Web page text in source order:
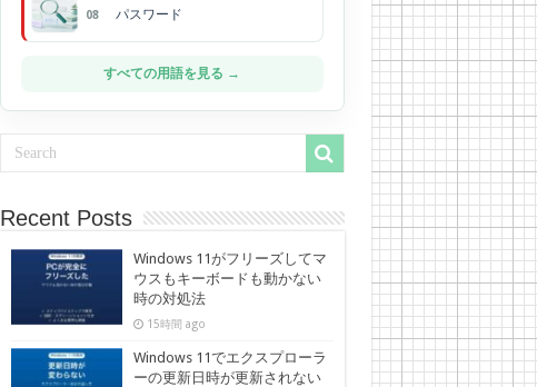
08 パスワード
すべての用語を見る →
Recent Posts
Windows 11がフリーズしてマ
ウスもキーボードも動かない
時の対処法
15時間 ago
Windows 11でエクスプローラ
ーの更新日時が更新されない